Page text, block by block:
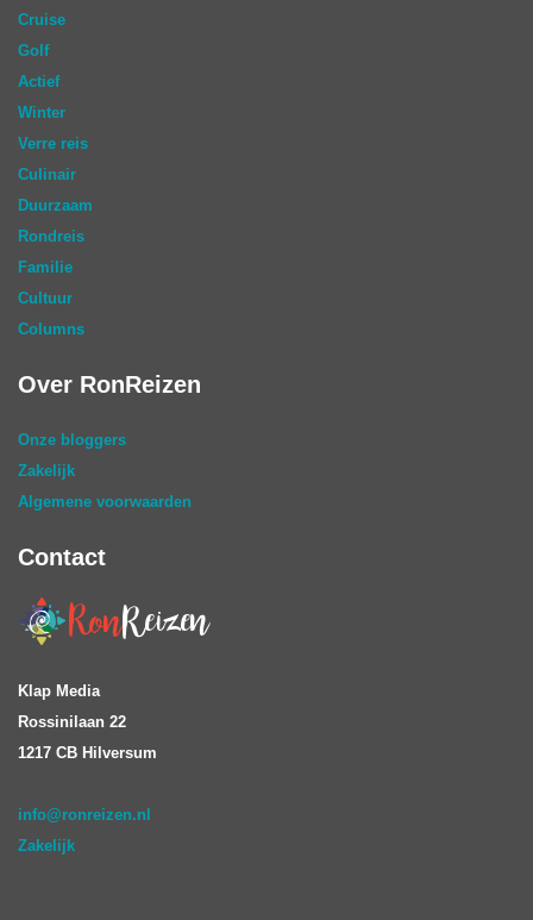
Cruise
Golf
Actief
Winter
Verre reis
Culinair
Duurzaam
Rondreis
Familie
Cultuur
Columns
Over RonReizen
Onze bloggers
Zakelijk
Algemene voorwaarden
Contact
Klap Media
Rossinilaan 22
1217 CB Hilversum
info@ronreizen.nl
Zakelijk